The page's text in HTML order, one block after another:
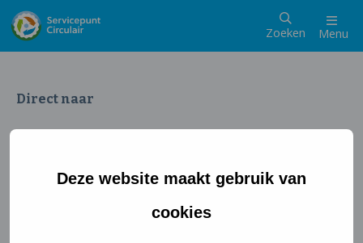
Deze website maakt gebruik van
cookies
Zoeken Menu
Direct naar
Wat is een circulaire samenleving
Meedoen als ondernemer
Circulaire producten en diensten